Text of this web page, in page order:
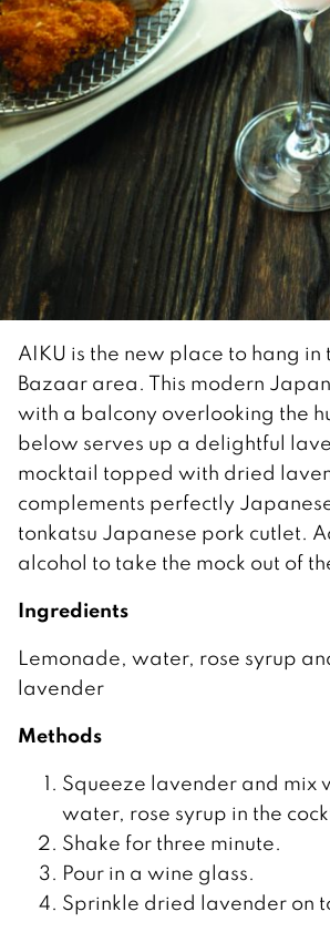
AIKU is the new place to hang in
Bazaar area. This modern
with a balcony overlooking the
below serves up a delightful
mocktail topped with dried
complements perfectly
tonkatsu Japanese pork cutlet.
alcohol to take the mock out of
Ingredients
Lemonade, water, rose syrup
lavender
Methods
Squeeze lavender and mix
water, rose syrup in the
Shake for three minute.
Pour in a wine glass.
Sprinkle dried lavender on